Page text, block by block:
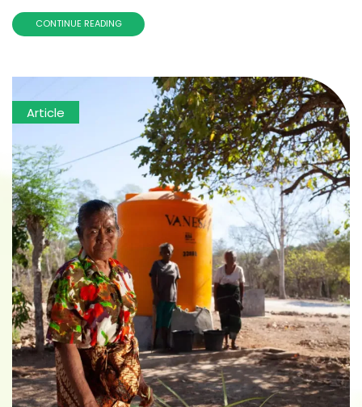
CONTINUE READING
Article